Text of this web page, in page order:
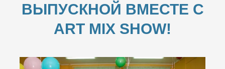
ВЫПУСКНОЙ ВМЕСТЕ С
ART MIX SHOW!